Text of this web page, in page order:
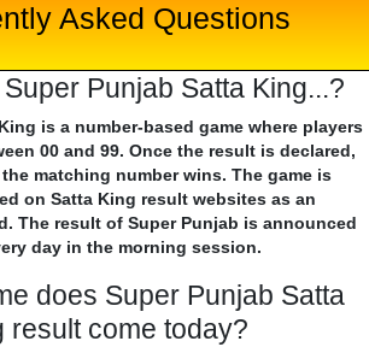
Asked Questions
Punjab Satta King...?
is a number-based game where players
00 and 99. Once the result is declared,
matching number wins. The game is
on Satta King result websites as an
The result of Super Punjab is announced
day in the morning session.
does Super Punjab Satta
result come today?